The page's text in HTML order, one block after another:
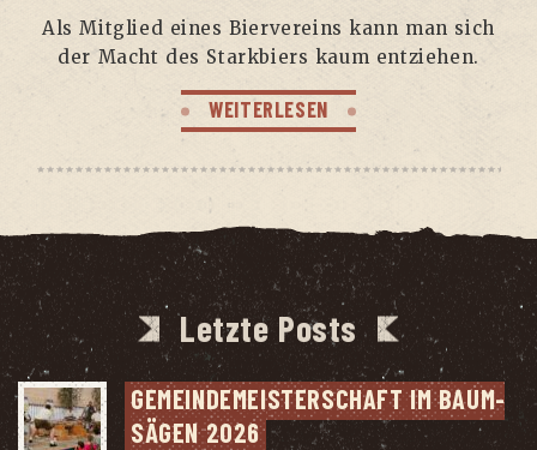
Als Mit­glied eines Bier­ver­eins kann man sich
der Macht des Stark­biers kaum entziehen.
WEITERLESEN
Letzte Posts
GEMEIN­DE­MEIS­TER­SCHAFT IM BAUM­
SÄ­GEN 2026